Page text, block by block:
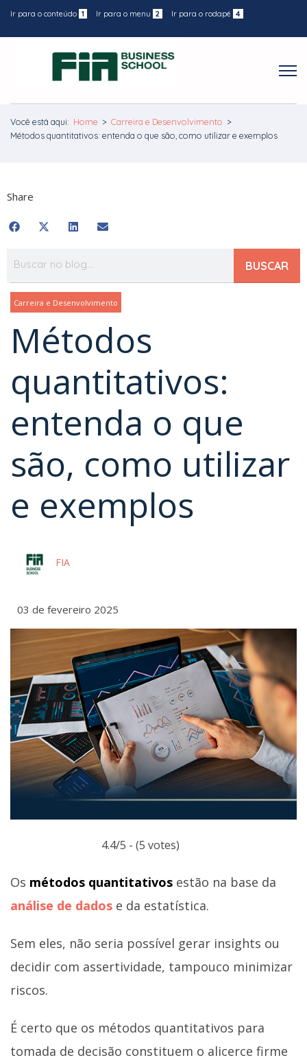
Ir para o conteúdo 1 Ir para o menu 2 Ir para o rodapé 4
Você está aqui: Home > Carreira e Desenvolvimento >
Métodos quantitativos: entenda o que são, como utilizar e exemplos
Share
BUSCAR
Carreira e Desenvolvimento
Métodos
quantitativos:
entenda o que
são, como utilizar
e exemplos
FIA
03 de fevereiro 2025
4.4/5 - (5 votes)
Os métodos quantitativos estão na base da
análise de dados e da estatística.
Sem eles, não seria possível gerar insights ou
decidir com assertividade, tampouco minimizar
riscos.
É certo que os métodos quantitativos para
tomada de decisão constituem o alicerce firme